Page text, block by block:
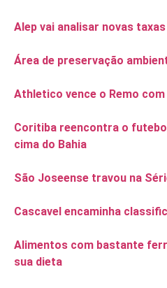
Alep vai analisar novas
Área de preservação
Athletico vence o Remo com
Coritiba reencontra o
cima do Bahia
São Joseense travou na
Cascavel encaminha
Alimentos com bastante
sua dieta